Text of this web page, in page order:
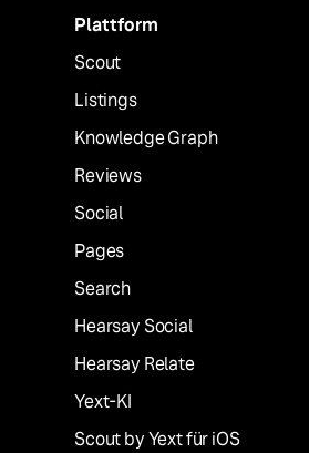
Plattform
Scout
Listings
Knowledge Graph
Reviews
Social
Pages
Search
Hearsay Social
Hearsay Relate
Yext-KI
Scout by Yext für iOS